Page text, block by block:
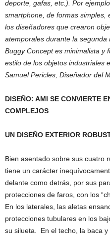
deporte, gafas, etc.). Por
smartphone, de formas simples,
los diseñadores que crearon
atemporales durante la segunda
Buggy Concept es minimalista y
estilo de los objetos industriales
Samuel Pericles, Diseñador del
DISEÑO: AMI SE CONVIERTE
COMPLEJOS
UN DISEÑO EXTERIOR
Bien asentado sobre sus cuatro
tiene un carácter
delante como detrás, por sus
protecciones de faros, con los
En los laterales, las aletas
protecciones tubulares en los
su silueta. En el techo, la baca